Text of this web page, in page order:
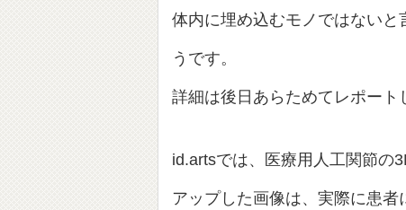
体内に埋め込むモノではないと
うです。
詳細は後日あらためてレポート
id.artsでは、医療用人工関節の
アップした画像は、実際に患